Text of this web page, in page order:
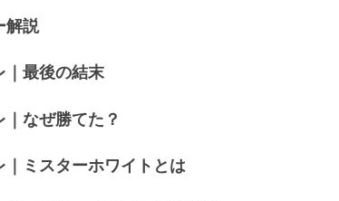
解説
最後の結末
なぜ勝てた？
ミスターホワイトとは